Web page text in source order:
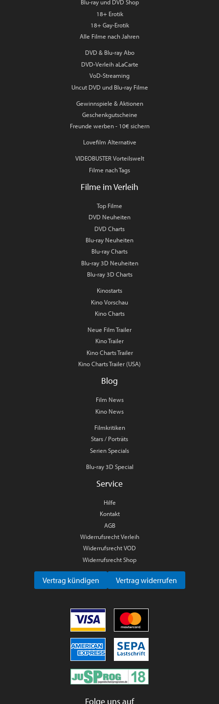
Blu-ray und DVD Shop
18+ Erotik
18+ Gay-Erotik
Alle Filme nach Jahren
DVD & Blu-ray Abo
DVD-Verleih aLaCarte
VoD-Streaming
Uncut DVD und Blu-ray Filme
Gewinnspiele & Aktionen
Geschenkgutscheine
Freunde werben - 10€ sichern
Lovefilm Alternative
VIDEOBUSTER Vorteilswelt
Filme nach Tags
Filme im Verleih
Top Filme
DVD Neuheiten
DVD Charts
Blu-ray Neuheiten
Blu-ray Charts
Blu-ray 3D Neuheiten
Blu-ray 3D Charts
Kinostarts
Kino Vorschau
Kino Charts
Neue Film Trailer
Kino Trailer
Kino Charts Trailer
Kino Charts Trailer (USA)
Blog
Film News
Kino News
Filmkritiken
Stars / Porträts
Serien Specials
Blu-ray 3D Special
Service
Hilfe
Kontakt
AGB
Widerrufsrecht Verleih
Widerrufsrecht VOD
Widerrufsrecht Shop
Vertrag kündigen Vertrag widerrufen
Folge uns auf